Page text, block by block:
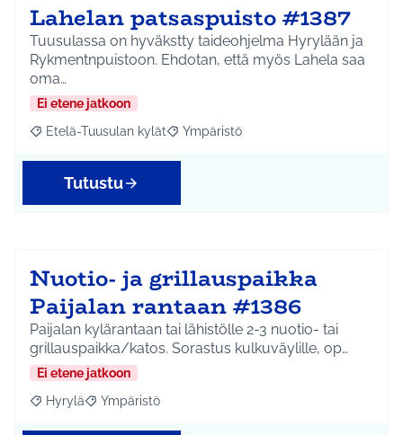
Lahelan patsaspuisto #1387
Tuusulassa on hyväkstty taideohjelma Hyrylään ja
Rykmentnpuistoon. Ehdotan, että myös Lahela saa
oma…
Ei etene jatkoon
Rajaa tulokset aihepiirin mukaan: Etelä-Tuusulan kylät
Etelä-Tuusulan kylät Rajaa tulokset teeman mukaan:
Ympäristö
Tutustu
Nuotio- ja grillauspaikka
Paijalan rantaan #1386
Paijalan kylärantaan tai lähistölle 2-3 nuotio- tai
grillauspaikka/katos. Sorastus kulkuväylille, op…
Ei etene jatkoon
Rajaa tulokset aihepiirin mukaan: Hyrylä
Hyrylä Rajaa tulokset teeman mukaan: Ympäristö
Ympäristö